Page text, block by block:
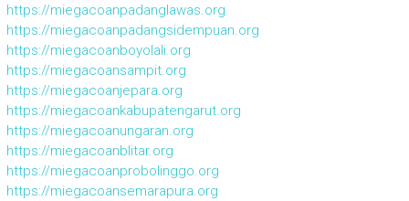
https://miegacoanpadanglawas.org
https://miegacoanpadangsidempuan.org
https://miegacoanboyolali.org
https://miegacoansampit.org
https://miegacoanjepara.org
https://miegacoankabupatengarut.org
https://miegacoanungaran.org
https://miegacoanblitar.org
https://miegacoanprobolinggo.org
https://miegacoansemarapura.org